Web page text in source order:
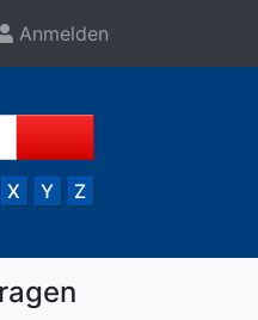
Anmelden
X Y Z